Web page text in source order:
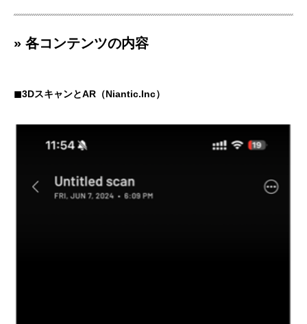
» 各コンテンツの内容
◼︎3DスキャンとAR（Niantic.Inc）